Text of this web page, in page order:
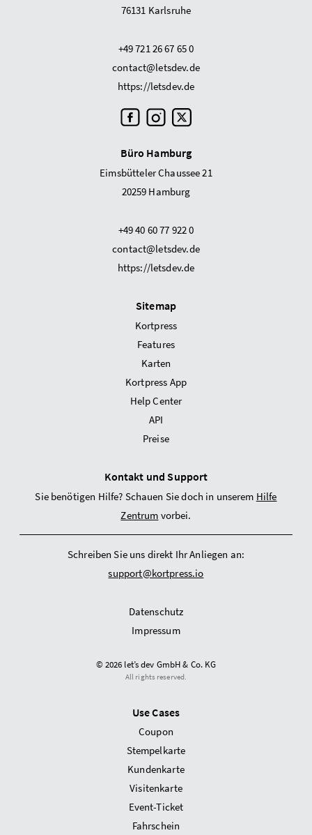
76131 Karlsruhe
+49 721 26 67 65 0
contact@letsdev.de
https://letsdev.de
Büro Hamburg
Eimsbütteler Chaussee 21
20259 Hamburg
+49 40 60 77 922 0
contact@letsdev.de
https://letsdev.de
Sitemap
Kortpress
Features
Karten
Kortpress App
Help Center
API
Preise
Kontakt und Support
Sie benötigen Hilfe? Schauen Sie doch in unserem Hilfe
Zentrum vorbei.
Schreiben Sie uns direkt Ihr Anliegen an:
support@kortpress.io
Datenschutz
Impressum
© 2026 let’s dev GmbH & Co. KG
All rights reserved.
Use Cases
Coupon
Stempelkarte
Kundenkarte
Visitenkarte
Event-Ticket
Fahrschein